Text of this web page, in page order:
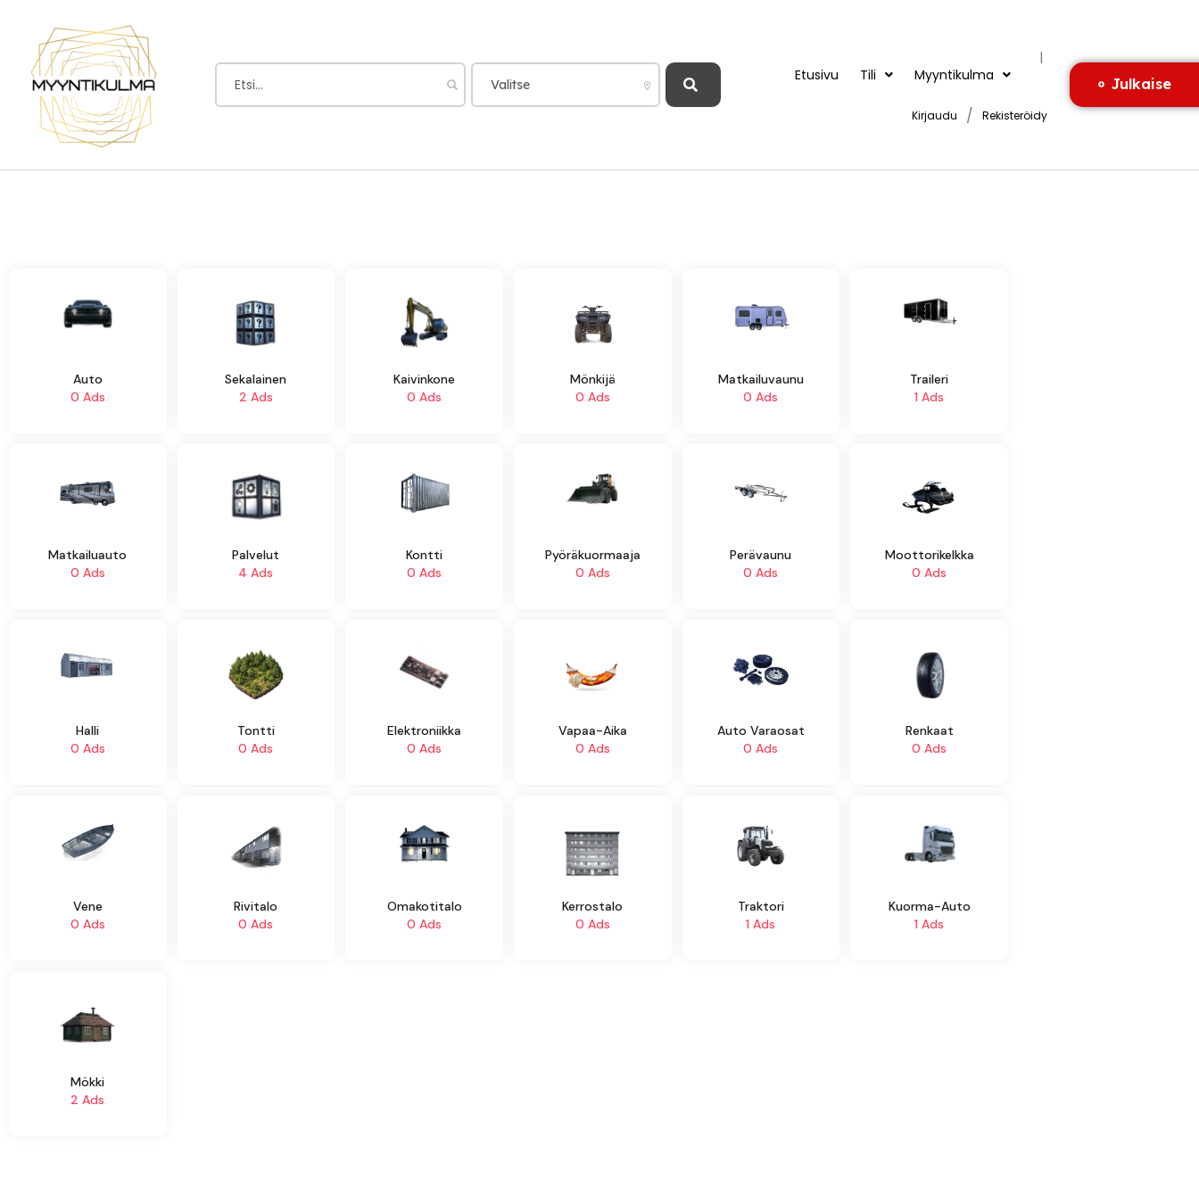
Etusivu Tili Myyntikulma
|
Kirjaudu / Rekisteröidy
Julkaise
Auto
0 Ads
Sekalainen
2 Ads
Kaivinkone
0 Ads
Mönkijä
0 Ads
Matkailuvaunu
0 Ads
Traileri
1 Ads
Matkailuauto
0 Ads
Palvelut
4 Ads
Kontti
0 Ads
Pyöräkuormaaja
0 Ads
Perävaunu
0 Ads
Moottorikelkka
0 Ads
Halli
0 Ads
Tontti
0 Ads
Elektroniikka
0 Ads
Vapaa-Aika
0 Ads
Auto Varaosat
0 Ads
Renkaat
0 Ads
Vene
0 Ads
Rivitalo
0 Ads
Omakotitalo
0 Ads
Kerrostalo
0 Ads
Traktori
1 Ads
Kuorma-Auto
1 Ads
Mökki
2 Ads